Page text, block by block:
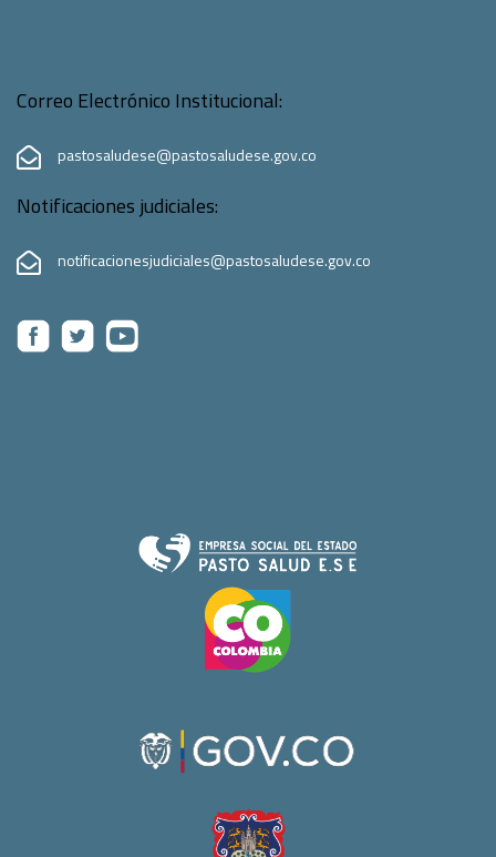
Correo Electrónico Institucional:
pastosaludese@pastosaludese.gov.co
Notificaciones judiciales:
notificacionesjudiciales@pastosaludese.gov.co